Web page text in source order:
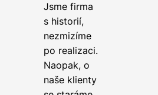
Jsme firma
s historií,
nezmizíme
po realizaci.
Naopak, o
naše klienty